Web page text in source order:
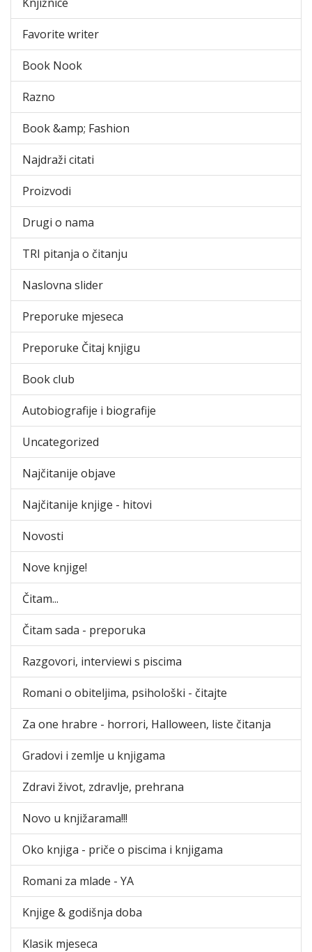
Favorite writer
Book Nook
Razno
Book &amp; Fashion
Najdraži citati
Proizvodi
Drugi o nama
TRI pitanja o čitanju
Naslovna slider
Preporuke mjeseca
Preporuke Čitaj knjigu
Book club
Autobiografije i biografije
Uncategorized
Najčitanije objave
Najčitanije knjige - hitovi
Novosti
Nove knjige!
Čitam...
Čitam sada - preporuka
Razgovori, interviewi s piscima
Romani o obiteljima, psihološki - čitajte
Za one hrabre - horrori, Halloween, liste čitanja
Gradovi i zemlje u knjigama
Zdravi život, zdravlje, prehrana
Novo u knjižarama!!!
Oko knjiga - priče o piscima i knjigama
Romani za mlade - YA
Knjige & godišnja doba
Klasik mjeseca